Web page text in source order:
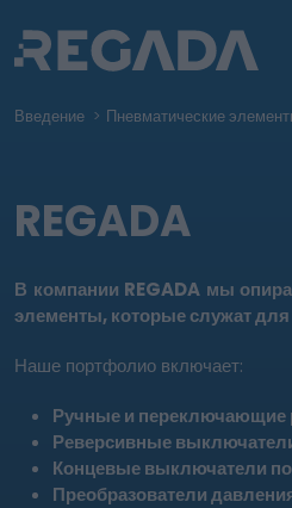
Введение Пневматические
REGADA
В компании REGADA мы
элементы,которые служат
Наше портфолио включает:
Ручные и переключающие
Реверсивные
Концевые выключатели
Преобразователи